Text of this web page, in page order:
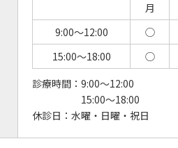
月
9:00～12:00
◯
15:00～18:00
◯
診療時間： 9:00～12:00
15:00～18:00
休診日： 水曜・日曜・祝日